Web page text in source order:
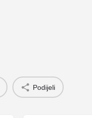
Podijeli